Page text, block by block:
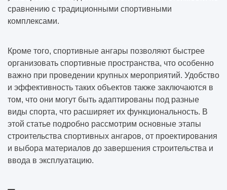
сравнению с традиционными спортивными
комплексами.
Кроме того, спортивные ангары позволяют быстрее
организовать спортивные пространства, что особенно
важно при проведении крупных мероприятий. Удобство
и эффективность таких объектов также заключаются в
том, что они могут быть адаптированы под разные
виды спорта, что расширяет их функциональность. В
этой статье подробно рассмотрим основные этапы
строительства спортивных ангаров, от проектирования
и выбора материалов до завершения строительства и
ввода в эксплуатацию.